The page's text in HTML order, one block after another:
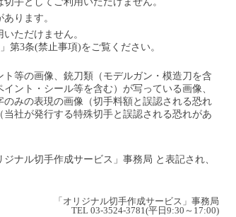
ります。
ただけません。
第3条(禁止事項)をご覧ください。
等の画像、銃刀類（モデルガン・模造刀を含
ント・シール等を含む）が写っている画像、
みの表現の画像（切手料額と誤認される恐れ
社が発行する特殊切手と誤認される恐れがあ
ナル切手作成サービス」事務局 と表記され、
「オリジナル切手作成サービス」事務局
TEL 03-3524-3781(平日9:30～17:00)